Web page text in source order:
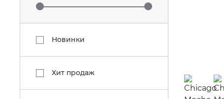
Новинки
Хит продаж